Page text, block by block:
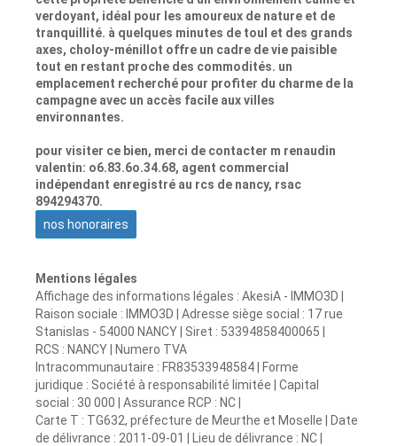
verdoyant, idéal pour les amoureux de nature et de
tranquillité. à quelques minutes de toul et des grands
axes, choloy-ménillot offre un cadre de vie paisible
tout en restant proche des commodités. un
emplacement recherché pour profiter du charme de la
campagne avec un accès facile aux villes
environnantes.
pour visiter ce bien, merci de contacter m renaudin
valentin: o6.83.6o.34.68, agent commercial
indépendant enregistré au rcs de nancy, rsac
894294370.
nos honoraires
Mentions légales
Affichage des informations légales : AkesiA - IMMO3D |
Raison sociale : IMMO3D | Adresse siège social : 17 rue
Stanislas - 54000 NANCY | Siret : 53394858400065 |
RCS : NANCY | Numero TVA
Intracommunautaire : FR83533948584 | Forme
juridique : Société à responsabilité limitée | Capital
social : 30 000 | Assurance RCP : NC |
Carte T : TG632, préfecture de Meurthe et Moselle | Date
de délivrance : 2011-09-01 | Lieu de délivrance : NC |